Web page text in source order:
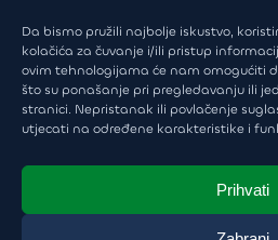
Da bismo pružili najbolje iskustvo,
kolačića za čuvanje i/ili pristup
ovim tehnologijama će nam omogućiti
što su ponašanje pri pregledavanju ili
stranici. Nepristanak ili povlačenje
utjecati na određene karakteristike i
Prihvati
KONTAKT
Uprava:+385 98 946 5805
+385 97 6030 999